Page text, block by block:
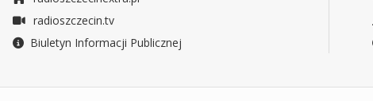
radioszczecin.tv
Biuletyn Informacji Publicznej